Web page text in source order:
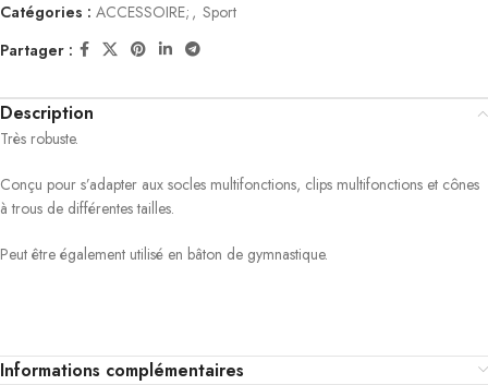
Catégories : ACCESSOIRE; , Sport
Partager :
Description
Très robuste.
Conçu pour s’adapter aux socles multifonctions, clips multifonctions et cônes
à trous de différentes tailles.
Peut être également utilisé en bâton de gymnastique.
Informations complémentaires